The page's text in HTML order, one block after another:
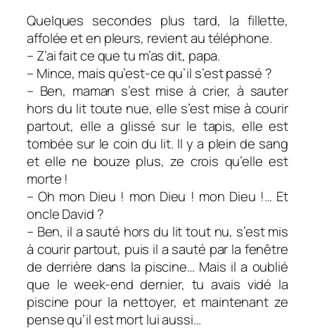
Quelques secondes plus tard, la fillette,
affolée et en pleurs, revient au téléphone.
– Z’ai fait ce que tu m’as dit, papa.
– Mince, mais qu’est-ce qu’il s’est passé ?
– Ben, maman s’est mise à crier, à sauter
hors du lit toute nue, elle s’est mise à courir
partout, elle a glissé sur le tapis, elle est
tombée sur le coin du lit. Il y a plein de sang
et elle ne bouze plus, ze crois qu’elle est
morte !
– Oh mon Dieu ! mon Dieu ! mon Dieu !… Et
oncle David ?
– Ben, il a sauté hors du lit tout nu, s’est mis
à courir partout, puis il a sauté par la fenêtre
de derrière dans la piscine… Mais il a oublié
que le week-end dernier, tu avais vidé la
piscine pour la nettoyer, et maintenant ze
pense qu’il est mort lui aussi…